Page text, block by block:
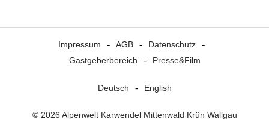
Impressum AGB
Datenschutz
Gastgeberbereich
Presse&Film
Deutsch English
© 2026 Alpenwelt Karwendel Mittenwald Krün Wallgau